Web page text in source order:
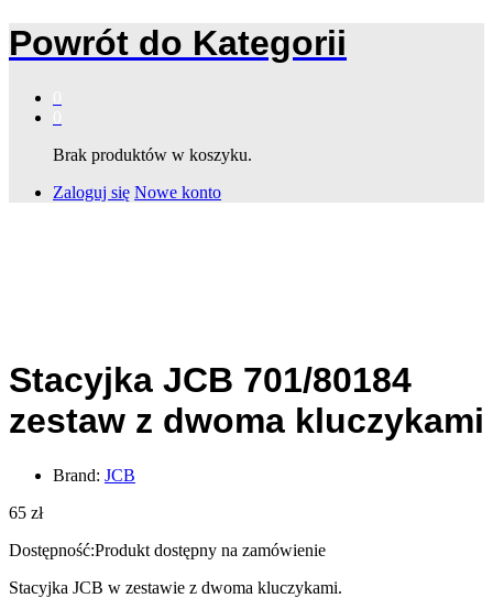
Powrót do Kategorii
Brak produktów w koszyku.
Zaloguj się Nowe konto
Stacyjka JCB 701/80184
zestaw z dwoma kluczykami
Brand: JCB
65 zł
Dostępność:Produkt dostępny na zamówienie
Stacyjka JCB w zestawie z dwoma kluczykami.